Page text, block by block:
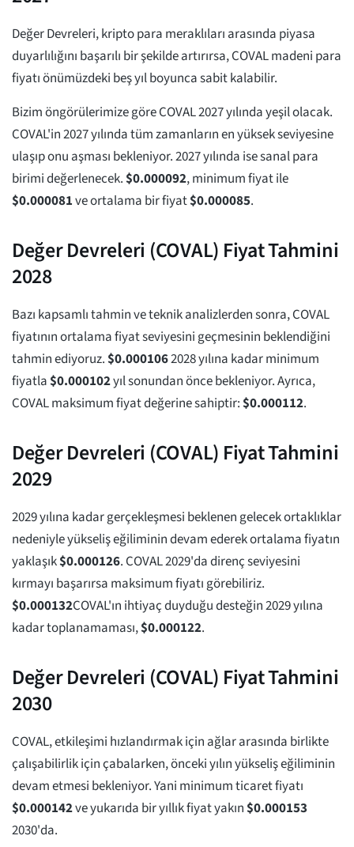
Değer Devreleri, kripto para meraklıları arasında piyasa
duyarlılığını başarılı bir şekilde artırırsa, COVAL madeni para
fiyatı önümüzdeki beş yıl boyunca sabit kalabilir.
Bizim öngörülerimize göre COVAL 2027 yılında yeşil olacak.
COVAL'in 2027 yılında tüm zamanların en yüksek seviyesine
ulaşıp onu aşması bekleniyor. 2027 yılında ise sanal para
birimi değerlenecek.$0.000092, minimum fiyat ile
$0.000081ve ortalama bir fiyat$0.000085.
Değer Devreleri (COVAL) Fiyat Tahmini
2028
Bazı kapsamlı tahmin ve teknik analizlerden sonra, COVAL
fiyatının ortalama fiyat seviyesini geçmesinin beklendiğini
tahmin ediyoruz.$0.0001062028 yılına kadar minimum
fiyatla$0.000102yıl sonundan önce bekleniyor. Ayrıca,
COVAL maksimum fiyat değerine sahiptir:$0.000112.
Değer Devreleri (COVAL) Fiyat Tahmini
2029
2029 yılına kadar gerçekleşmesi beklenen gelecek ortaklıklar
nedeniyle yükseliş eğiliminin devam ederek ortalama fiyatın
yaklaşık$0.000126. COVAL 2029'da direnç seviyesini
kırmayı başarırsa maksimum fiyatı görebiliriz.
$0.000132COVAL'ın ihtiyaç duyduğu desteğin 2029 yılına
kadar toplanamaması,$0.000122.
Değer Devreleri (COVAL) Fiyat Tahmini
2030
COVAL, etkileşimi hızlandırmak için ağlar arasında birlikte
çalışabilirlik için çabalarken, önceki yılın yükseliş eğiliminin
devam etmesi bekleniyor. Yani minimum ticaret fiyatı
$0.000142ve yukarıda bir yıllık fiyat yakın$0.000153
2030'da.